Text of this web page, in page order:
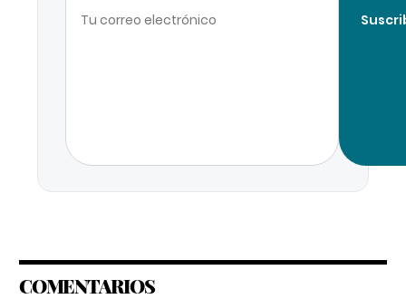
COMENTARIOS